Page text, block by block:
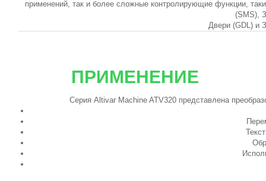
применений, так и более сложные контролирующие функции,
(SMS),
Двери (GDL) и
ПРИМЕНЕНИЕ
Серия Altivar Machine ATV320 представлена